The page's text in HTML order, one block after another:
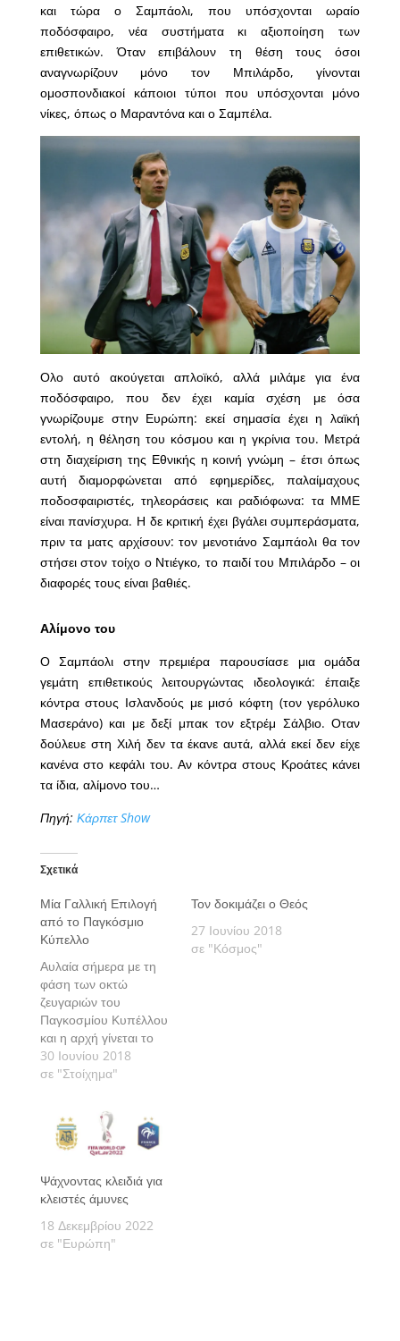
και τώρα ο Σαμπάολι, που υπόσχονται ωραίο
ποδόσφαιρο, νέα συστήματα κι αξιοποίηση των
επιθετικών. Όταν επιβάλουν τη θέση τους όσοι
αναγνωρίζουν μόνο τον Μπιλάρδο, γίνονται
ομοσπονδιακοί κάποιοι τύποι που υπόσχονται μόνο
νίκες, όπως ο Μαραντόνα και ο Σαμπέλα.
Ολο αυτό ακούγεται απλοϊκό, αλλά μιλάμε για ένα
ποδόσφαιρο, που δεν έχει καμία σχέση με όσα
γνωρίζουμε στην Ευρώπη: εκεί σημασία έχει η λαϊκή
εντολή, η θέληση του κόσμου και η γκρίνια του. Μετρά
στη διαχείριση της Εθνικής η κοινή γνώμη – έτσι όπως
αυτή διαμορφώνεται από εφημερίδες, παλαίμαχους
ποδοσφαιριστές, τηλεοράσεις και ραδιόφωνα: τα ΜΜΕ
είναι πανίσχυρα. Η δε κριτική έχει βγάλει συμπεράσματα,
πριν τα ματς αρχίσουν: τον μενοτιάνο Σαμπάολι θα τον
στήσει στον τοίχο ο Ντιέγκο, το παιδί του Μπιλάρδο – οι
διαφορές τους είναι βαθιές.
Αλίμονο του
Ο Σαμπάολι στην πρεμιέρα παρουσίασε μια ομάδα
γεμάτη επιθετικούς λειτουργώντας ιδεολογικά: έπαιξε
κόντρα στους Ισλανδούς με μισό κόφτη (τον γερόλυκο
Μασεράνο) και με δεξί μπακ τον εξτρέμ Σάλβιο. Οταν
δούλευε στη Χιλή δεν τα έκανε αυτά, αλλά εκεί δεν είχε
κανένα στο κεφάλι του. Αν κόντρα στους Κροάτες κάνει
τα ίδια, αλίμονο του…
Πηγή: Κάρπετ Show
Σχετικά
Μία Γαλλική Επιλογή
από το Παγκόσμιο
Κύπελλο
Αυλαία σήμερα με τη
φάση των οκτώ
ζευγαριών του
Παγκοσμίου Κυπέλλου
και η αρχή γίνεται το
απόγευμα με ίσως την
πιο αμφίρροπη αλλά
αυτές τις μονομαχίες
30 Ιουνίου 2018
σε "Στοίχημα"
Τον δοκιμάζει ο Θεός
27 Ιουνίου 2018
σε "Κόσμος"
Ψάχνοντας κλειδιά για
κλειστές άμυνες
18 Δεκεμβρίου 2022
σε "Ευρώπη"